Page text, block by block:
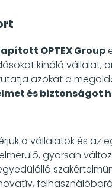
OPTEX Group
kínáló vállalat,
azokat a
és biztonságot
a vállalatok és az
gyorsan